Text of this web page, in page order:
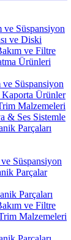
ve Süspansiyon
ve Diski
ve Filtre
Ürünleri
Süspansiyon
Ürünler
Malzemeleri
& Ses Sistemle
Parçaları
Süspansiyon
Parçalar
Parçaları
ve Filtre
Malzemeleri